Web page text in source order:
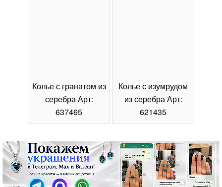
Колье с гранатом из
серебра Арт:
637465
Колье с изумрудом
из серебра Арт:
621435